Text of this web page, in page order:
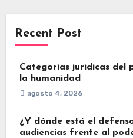
Recent Post
Categorías jurídicas del
la humanidad
agosto 4, 2026
¿Y dónde está el
audiencias frente al